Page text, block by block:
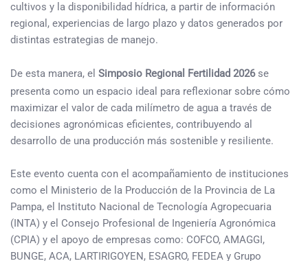
cultivos y la disponibilidad hídrica, a partir de información
regional, experiencias de largo plazo y datos generados por
distintas estrategias de manejo.
De esta manera, el Simposio Regional Fertilidad 2026se
presenta como un espacio ideal para reflexionar sobre cómo
maximizar el valor de cada milímetro de agua a través de
decisiones agronómicas eficientes, contribuyendo al
desarrollo de una producción más sostenible y resiliente.
Este evento cuenta con el acompañamiento de instituciones
como el Ministerio de la Producción de la Provincia de La
Pampa, el Instituto Nacional de Tecnología Agropecuaria
(INTA) y el Consejo Profesional de Ingeniería Agronómica
(CPIA) y el apoyo de empresas como: COFCO, AMAGGI,
BUNGE, ACA, LARTIRIGOYEN, ESAGRO, FEDEA y Grupo